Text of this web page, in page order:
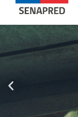
contenido